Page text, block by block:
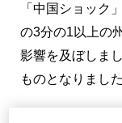
「中国ショック
の3分の1以上の
影響を及ぼしま
ものとなりました